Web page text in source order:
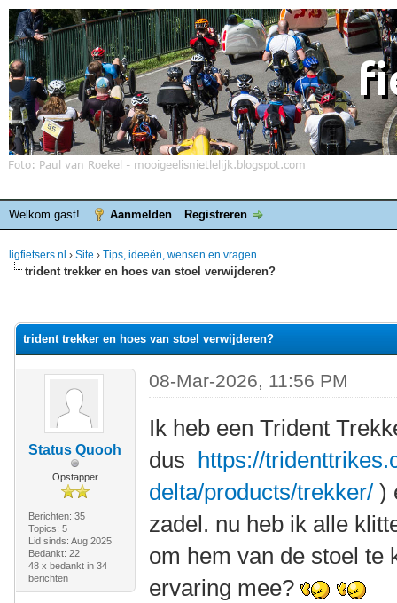
Welkom gast! Aanmelden Registreren
ligfietsers.nl › Site › Tips, ideeën, wensen en vragen
trident trekker en hoes van stoel verwijderen?
trident trekker en hoes van stoel verwijderen?
Status Quooh
Opstapper
Berichten: 35
Topics: 5
Lid sinds: Aug 2025
Bedankt: 22
48 x bedankt in 34
berichten
08-Mar-2026, 11:56 PM
Ik heb een Trident
dus https://
delta/products/trekker/ )
zadel. nu heb ik alle
om hem van de stoel te
ervaring mee?